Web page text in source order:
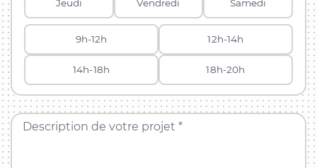
Jeudi Vendredi Samedi
9h-12h 12h-14h
14h-18h 18h-20h
Description de votre projet *